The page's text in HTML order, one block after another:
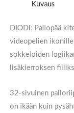
Kuvaus
DIODI: Pallopää
videopelien
sokkeloiden
lisäkierroksen
32-sivuinen
on ikään kuin